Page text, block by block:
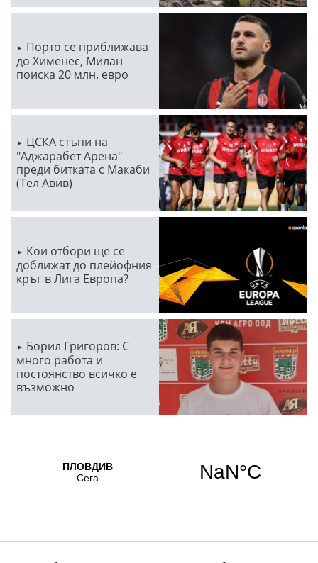
Порто се приближава
до Хименес, Милан
поиска 20 млн. евро
ЦСКА стъпи на
"Аджарабет Арена"
преди битката с Макаби
(Тел Авив)
Кои отбори ще се
доближат до плейофния
кръг в Лига Европа?
Борил Григоров: С
много работа и
постоянство всичко е
възможно